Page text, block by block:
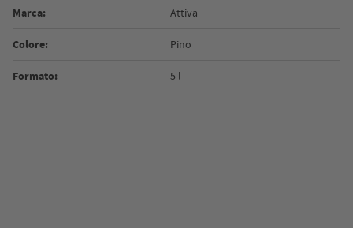
Marca: Attiva
Colore: Pino
Formato: 5 l